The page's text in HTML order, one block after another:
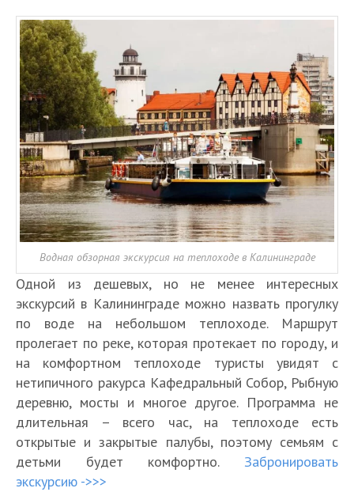
Водная обзорная экскурсия на теплоходе в Калининграде
Одной из дешевых, но не менее интересных
экскурсий в Калининграде можно назвать прогулку
по воде на небольшом теплоходе. Маршрут
пролегает по реке, которая протекает по городу, и
на комфортном теплоходе туристы увидят с
нетипичного ракурса Кафедральный Собор, Рыбную
деревню, мосты и многое другое. Программа не
длительная – всего час, на теплоходе есть
открытые и закрытые палубы, поэтому семьям с
детьми будет комфортно. Забронировать
экскурсию ->>>